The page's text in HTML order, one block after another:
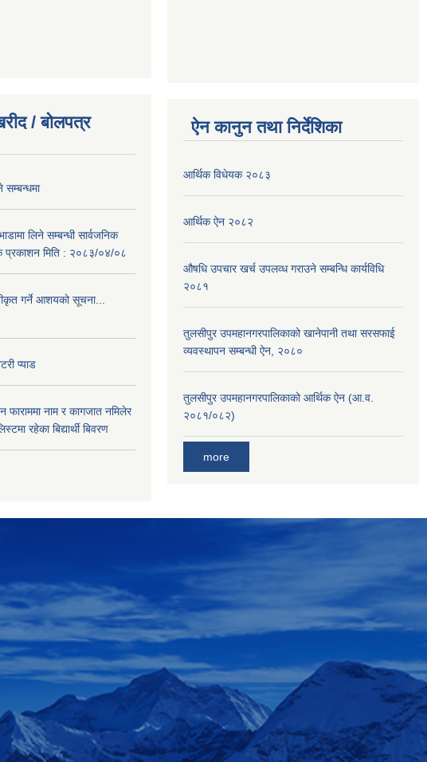
/ बोलपत्र
सम्बन्धमा
लिने सम्बन्धी सार्वजनिक
प्रकाशन मिति : २०८३/०४/०८
गर्ने आशयको सूचना...
प्याड
फाराममा नाम र कागजात नमिलेर
रहेका बिद्यार्थी बिवरण
ऐन कानुन तथा निर्देशिका
आर्थिक विधेयक २०८३
आर्थिक ऐन २०८२
औषधि उपचार खर्च उपलव्ध गराउने सम्बन्धि कार्यविधि
२०८१
तुलसीपुर उपमहानगरपालिकाको खानेपानी तथा सरसफाई
व्यवस्थापन सम्बन्धी ऐन, २०८०
तुलसीपुर उपमहानगरपालिकाको आर्थिक ऐन (आ.व.
२०८१/०८२)
more